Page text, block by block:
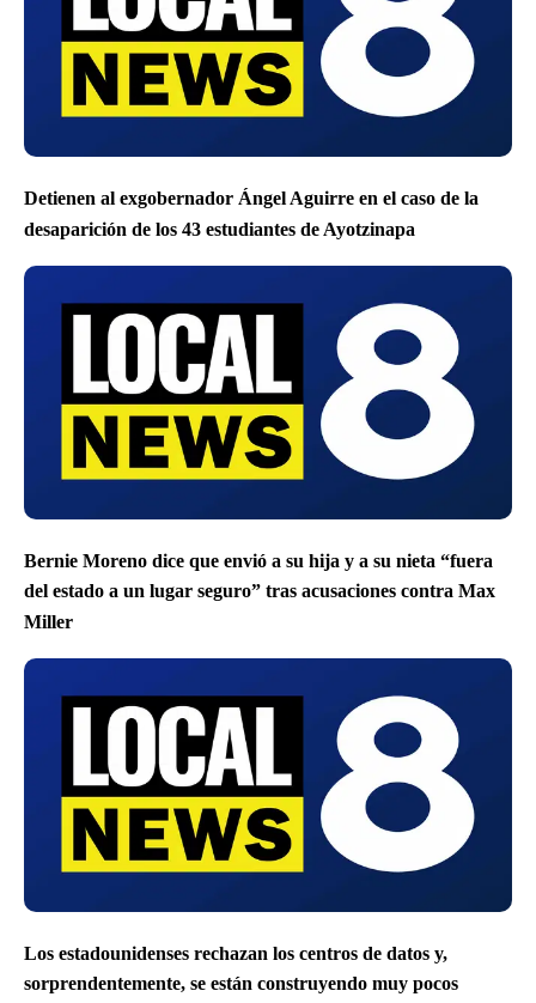
Detienen al exgobernador Ángel Aguirre en el caso de la
desaparición de los 43 estudiantes de Ayotzinapa
Bernie Moreno dice que envió a su hija y a su nieta “fuera
del estado a un lugar seguro” tras acusaciones contra Max
Miller
Los estadounidenses rechazan los centros de datos y,
sorprendentemente, se están construyendo muy pocos